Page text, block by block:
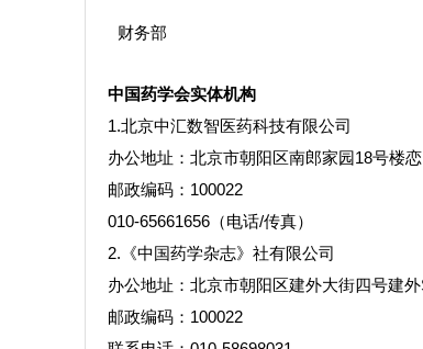
财务部
中国药学会实体机构
1.北京中汇数智医药科技有限公司
办公地址：北京市朝阳区南郎家园18号楼
邮政编码：100022
010-65661656 （电话/传真）
2. 《中国药学杂志》社有限公司
办公地址：北京市朝阳区建外大街四号建
邮政编码：100022